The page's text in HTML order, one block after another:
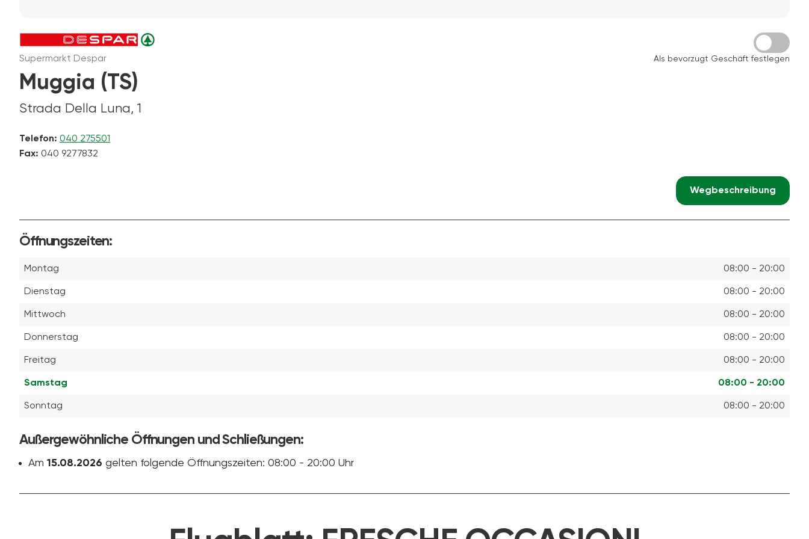
Supermarkt Despar
Muggia (TS)
Strada Della Luna, 1
Telefon: 040 275501
Fax: 040 9277832
Als bevorzugt Geschäft festlegen
Wegbeschreibung
Öffnungszeiten:
Montag 08:00 - 20:00
Dienstag 08:00 - 20:00
Mittwoch 08:00 - 20:00
Donnerstag 08:00 - 20:00
Freitag 08:00 - 20:00
Samstag 08:00 - 20:00
Sonntag 08:00 - 20:00
Außergewöhnliche Öffnungen und Schließungen:
Am 15.08.2026 gelten folgende Öffnungszeiten: 08:00 - 20:00 Uhr